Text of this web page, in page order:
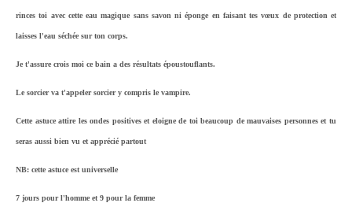
rinces toi avec cette eau magique sans savon ni éponge en faisant tes vœux de protection et
laisses l'eau séchée sur ton corps.
Je t'assure crois moi ce bain a des résultats époustouflants.
Le sorcier va t'appeler sorcier y compris le vampire.
Cette astuce attire les ondes positives et eloigne de toi beaucoup de mauvaises personnes et tu
seras aussi bien vu et apprécié partout
NB: cette astuce est universelle
7 jours pour l'homme et 9 pour la femme